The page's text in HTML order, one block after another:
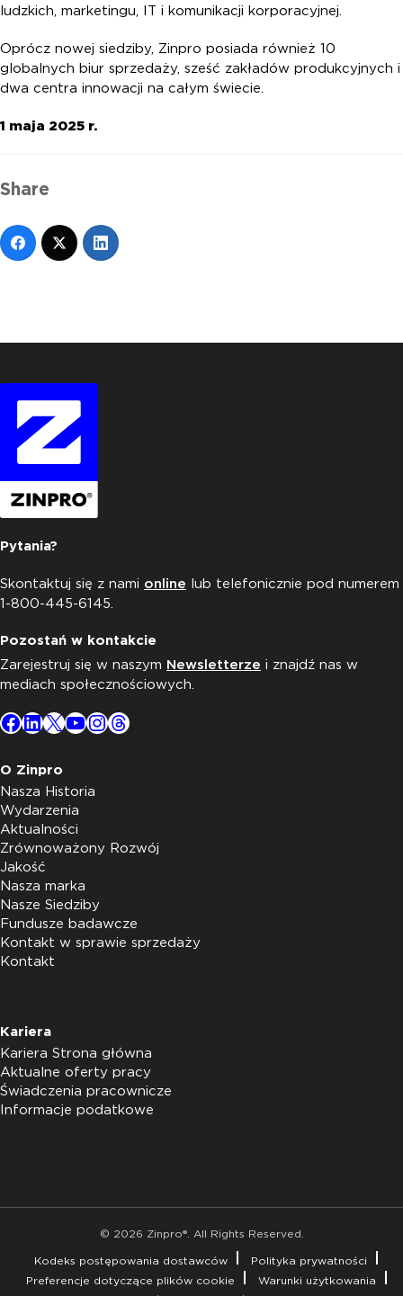
ludzkich, marketingu, IT i komunikacji korporacyjnej.
Oprócz nowej siedziby, Zinpro posiada również 10
globalnych biur sprzedaży, sześć zakładów produkcyjnych i
dwa centra innowacji na całym świecie.
1 maja 2025 r.
Share
Pytania?
Skontaktuj się z nami online lub telefonicznie pod numerem
1-800-445-6145.
Pozostań w kontakcie
Zarejestruj się w naszym Newsletterze i znajdź nas w
mediach społecznościowych.
Facebook
LinkedIn
X YouTube
Instagram
Threads
O Zinpro
Nasza Historia
Wydarzenia
Aktualności
Zrównoważony Rozwój
Jakość
Nasza marka
Nasze Siedziby
Fundusze badawcze
Kontakt w sprawie sprzedaży
Kontakt
Kariera
Kariera Strona główna
Aktualne oferty pracy
Świadczenia pracownicze
Informacje podatkowe
© 2026 Zinpro®. All Rights Reserved.
Kodeks postępowania dostawców
Polityka prywatności
Preferencje dotyczące plików cookie
Warunki użytkowania